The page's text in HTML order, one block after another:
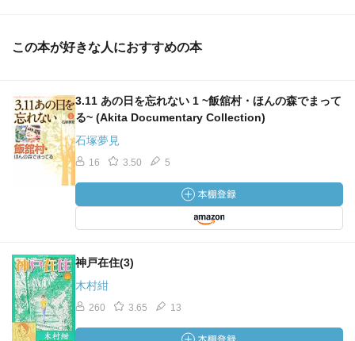
この本が好きな人におすすめの本
3.11 あの日を忘れない 1 ~飯舘村・ほんの森でまって
る~ (Akita Documentary Collection)
石塚夢見
16 3.50 5
神戸在住(3)
木村紺
260 3.65 13